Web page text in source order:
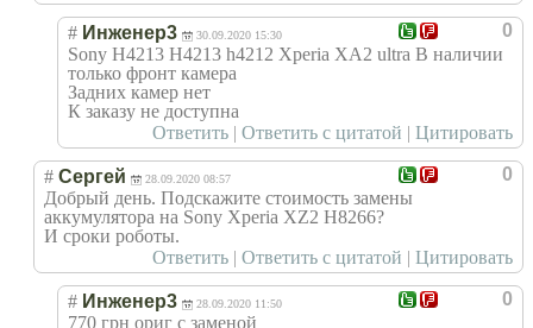
0
# Инженер3 30.09.2020 15:30
Sony H4213 H4213 h4212 Xperia XA2 ultra В наличии
только фронт камера
Задних камер нет
К заказу не доступна
Ответить | Ответить с цитатой | Цитировать
0
# Сергей 28.09.2020 08:57
Добрый день. Подскажите стоимость замены
аккумулятора на Sony Xperia XZ2 H8266?
И сроки роботы.
Ответить | Ответить с цитатой | Цитировать
0
# Инженер3 28.09.2020 11:50
770 грн ориг с заменой